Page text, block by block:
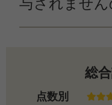
与されません
総
点数別